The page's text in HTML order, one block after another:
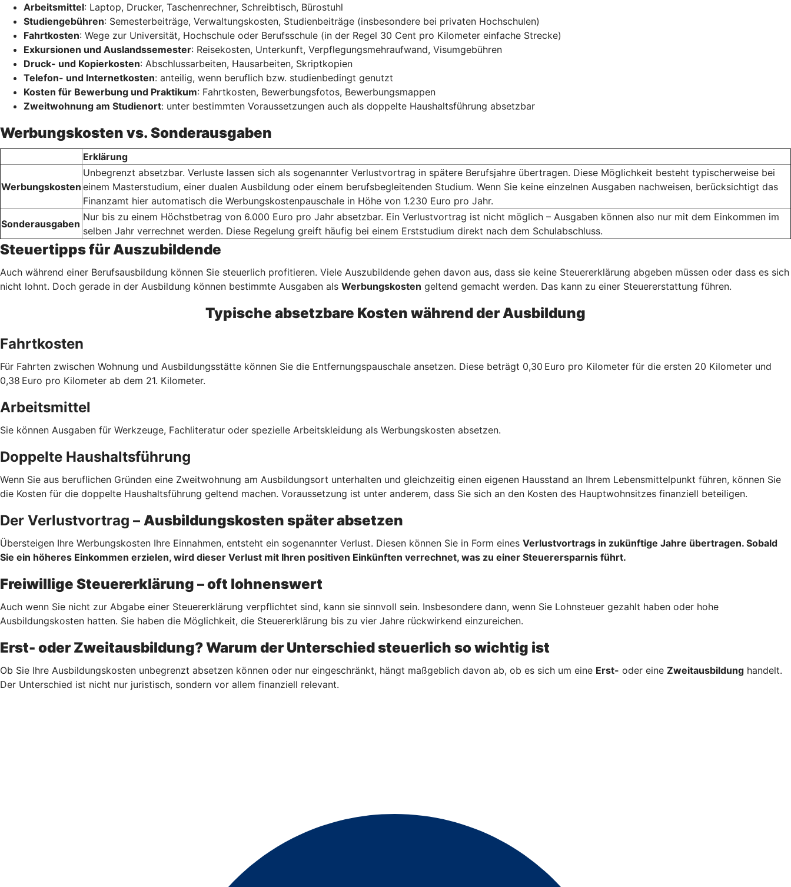
Arbeitsmittel: Laptop, Drucker, Taschenrechner, Schreibtisch, Bürostuhl
Studiengebühren: Semesterbeiträge, Verwaltungskosten, Studienbeiträge (insbesondere bei privaten Hochschulen)
Fahrtkosten: Wege zur Universität, Hochschule oder Berufsschule (in der Regel 30 Cent pro Kilometer einfache Strecke)
Exkursionen und Auslandssemester: Reisekosten, Unterkunft, Verpflegungsmehraufwand, Visumgebühren
Druck- und Kopierkosten: Abschlussarbeiten, Hausarbeiten, Skriptkopien
Telefon- und Internetkosten: anteilig, wenn beruflich bzw. studienbedingt genutzt
Kosten für Bewerbung und Praktikum: Fahrtkosten, Bewerbungsfotos, Bewerbungsmappen
Zweitwohnung am Studienort: unter bestimmten Voraussetzungen auch als doppelte Haushaltsführung absetzbar
Werbungskosten vs. Sonderausgaben
Erklärung
Werbungskosten
Unbegrenzt absetzbar. Verluste lassen sich als sogenannter Verlustvortrag in spätere Berufsjahre übertragen. Diese Möglichkeit besteht typischerweise bei
einem Masterstudium, einer dualen Ausbildung oder einem berufsbegleitenden Studium. Wenn Sie keine einzelnen Ausgaben nachweisen, berücksichtigt das
Finanzamt hier automatisch die Werbungskostenpauschale in Höhe von 1.230 Euro pro Jahr.
Sonderausgaben
Nur bis zu einem Höchstbetrag von 6.000 Euro pro Jahr absetzbar. Ein Verlustvortrag ist nicht möglich – Ausgaben können also nur mit dem Einkommen im
selben Jahr verrechnet werden. Diese Regelung greift häufig bei einem Erststudium direkt nach dem Schulabschluss.
Steuertipps für Auszubildende
Auch während einer Berufsausbildung können Sie steuerlich profitieren. Viele Auszubildende gehen davon aus, dass sie keine Steuererklärung abgeben müssen oder dass es sich
nicht lohnt. Doch gerade in der Ausbildung können bestimmte Ausgaben als Werbungskosten geltend gemacht werden. Das kann zu einer Steuererstattung führen.
Typische absetzbare Kosten während der Ausbildung
Fahrtkosten
Für Fahrten zwischen Wohnung und Ausbildungsstätte können Sie die Entfernungspauschale ansetzen. Diese beträgt 0,30 Euro pro Kilometer für die ersten 20 Kilometer und
0,38 Euro pro Kilometer ab dem 21. Kilometer.
Arbeitsmittel
Sie können Ausgaben für Werkzeuge, Fachliteratur oder spezielle Arbeitskleidung als Werbungskosten absetzen.
Doppelte Haushaltsführung
Wenn Sie aus beruflichen Gründen eine Zweitwohnung am Ausbildungsort unterhalten und gleichzeitig einen eigenen Hausstand an Ihrem Lebensmittelpunkt führen, können Sie
die Kosten für die doppelte Haushaltsführung geltend machen. Voraussetzung ist unter anderem, dass Sie sich an den Kosten des Hauptwohnsitzes finanziell beteiligen.
Der Verlustvortrag – Ausbildungskosten später absetzen
Übersteigen Ihre Werbungskosten Ihre Einnahmen, entsteht ein sogenannter Verlust. Diesen können Sie in Form eines Verlustvortrags in zukünftige Jahre übertragen. Sobald
Sie ein höheres Einkommen erzielen, wird dieser Verlust mit Ihren positiven Einkünften verrechnet, was zu einer Steuerersparnis führt.
Freiwillige Steuererklärung – oft lohnenswert
Auch wenn Sie nicht zur Abgabe einer Steuererklärung verpflichtet sind, kann sie sinnvoll sein. Insbesondere dann, wenn Sie Lohnsteuer gezahlt haben oder hohe
Ausbildungskosten hatten. Sie haben die Möglichkeit, die Steuererklärung bis zu vier Jahre rückwirkend einzureichen.
Erst- oder Zweitausbildung? Warum der Unterschied steuerlich so wichtig ist
Ob Sie Ihre Ausbildungskosten unbegrenzt absetzen können oder nur eingeschränkt, hängt maßgeblich davon ab, ob es sich um eine Erst- oder eine Zweitausbildung handelt.
Der Unterschied ist nicht nur juristisch, sondern vor allem finanziell relevant.